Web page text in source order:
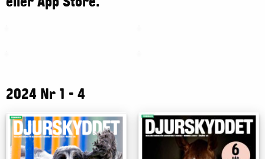
2024 Nr 1 - 4